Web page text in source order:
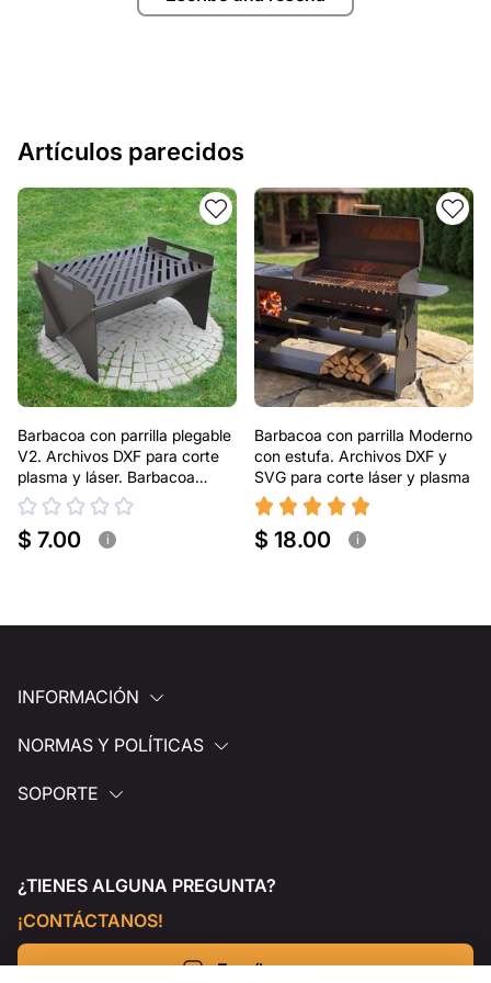
Artículos parecidos
Barbacoa con parrilla plegable
V2. Archivos DXF para corte
plasma y láser. Barbacoa
portátil
$ 7.00 i
Barbacoa con parrilla Moderno
con estufa. Archivos DXF y
SVG para corte láser y plasma
$ 18.00 i
INFORMACIÓN
NORMAS Y POLÍTICAS
SOPORTE
¿TIENES ALGUNA PREGUNTA?
¡CONTÁCTANOS!
Escríbenos